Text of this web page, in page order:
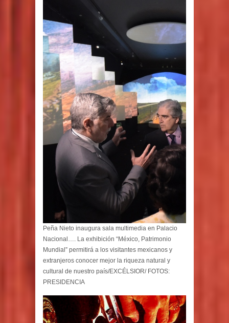
Peña Nieto inaugura sala multimedia en Palacio
Nacional…. La exhibición “México, Patrimonio
Mundial” permitirá a los visitantes mexicanos y
extranjeros conocer mejor la riqueza natural y
cultural de nuestro país/EXCÉLSIOR/ FOTOS:
PRESIDENCIA